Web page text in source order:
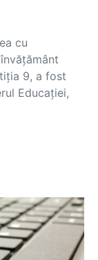
cu
9, a fost
Educației,